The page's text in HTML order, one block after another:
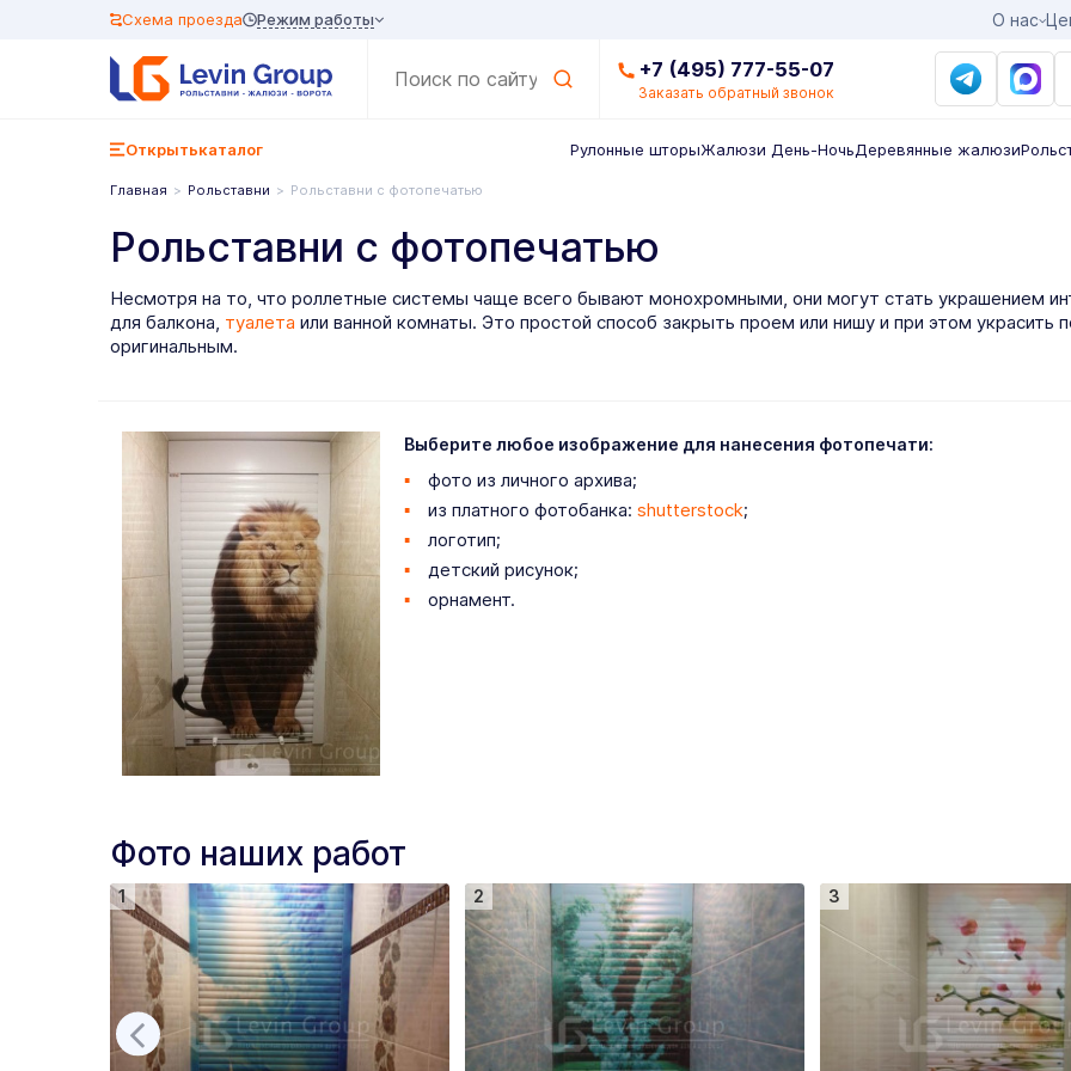
О нас
Схема проезда Режим работы
+7 (495) 777-55-07
Заказать обратный звонок
Открытькаталог Рулонные шторыЖалюзи День-НочьДеревянные жалюзи
Главная Рольставни Рольставни с фотопечатью
Рольставни с фотопечатью
Несмотря на то, что роллетные системы чаще всего бывают монохромными, они могут стать украшением
для балкона, туалета или ванной комнаты. Это простой способ закрыть проем или нишу и при этом
оригинальным.
Выберите любое изображение для нанесения фотопечати:
фото из личного архива;
из платного фотобанка: shutterstock;
логотип;
детский рисунок;
орнамент.
Фото наших работ
1 2 3